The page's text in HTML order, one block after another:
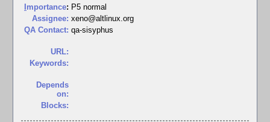
mportance: P5 normal
Assignee: xeno@altlinux.org
QA Contact: qa-sisyphus
URL:
Keywords:
Depends
on:
Blocks: